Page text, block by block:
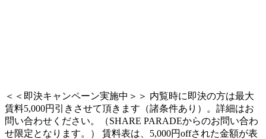
＜＜即決キャンペーン実施中＞＞ 内覧時に即決の方は最大
賃料5,000円引きさせて頂きます（諸条件あり）。詳細はお
問い合わせください。（SHARE PARADEからのお問い合わ
せ限定となります。） 賃料表は、5,000円offされた金額が表